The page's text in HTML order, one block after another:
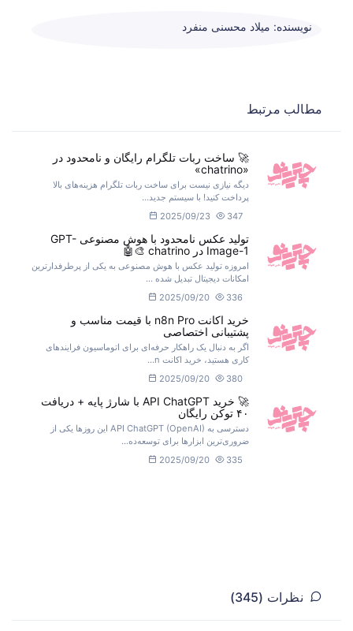
نویسنده: میلاد محسنی منفرد
مطالب مرتبط
🚀 ساخت ربات تلگرام رایگان و نامحدود در
«chatrino»
دیگه نیازی نیست برای ساخت ربات تلگرام هزینه‌های بالا
پرداخت کنید! با سیستم جدید...
2025/09/23
347
تولید عکس نامحدود با هوش مصنوعی GPT-
Image-1 در chatrino 🎨🤖
امروزه تولید عکس با هوش مصنوعی به یکی از پرطرفدارترین
امکانات دیجیتال تبدیل شده ...
2025/09/20
336
خرید اکانت n8n Pro با قیمت مناسب و
پشتیبانی اختصاصی
اگر به دنبال یک راهکار حرفه‌ای برای اتوماسیون فرایندهای
کاری هستید، خرید اکانت n...
2025/09/20
380
🚀 خرید API ChatGPT با شارژ پایه + دریافت
۴۰ توکن رایگان
دسترسی به API ChatGPT (OpenAI) این روزها یکی از
ضروری‌ترین ابزارها برای توسعه‌ده...
2025/09/20
335
نظرات (345)